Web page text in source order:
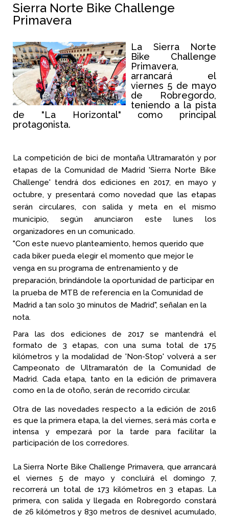
Sierra Norte Bike Challenge
Primavera
La Sierra Norte
Bike Challenge
Primavera,
arrancará el
viernes 5 de mayo
de Robregordo,
teniendo a la pista
de "La Horizontal" como principal
protagonista.
La competición de bici de montaña Ultramaratón y por
etapas de la Comunidad de Madrid 'Sierra Norte Bike
Challenge' tendrá dos ediciones en 2017, en mayo y
octubre, y presentará como novedad que las etapas
serán circulares, con salida y meta en el mismo
municipio, según anunciaron este lunes los
organizadores en un comunicado.
"Con este nuevo planteamiento, hemos querido que
cada biker pueda elegir el momento que mejor le
venga en su programa de entrenamiento y de
preparación, brindándole la oportunidad de participar en
la prueba de MTB de referencia en la Comunidad de
Madrid a tan solo 30 minutos de Madrid", señalan en la
nota.
Para las dos ediciones de 2017 se mantendrá el
formato de 3 etapas, con una suma total de 175
kilómetros y la modalidad de 'Non-Stop' volverá a ser
Campeonato de Ultramaratón de la Comunidad de
Madrid. Cada etapa, tanto en la edición de primavera
como en la de otoño, serán de recorrido circular.
Otra de las novedades respecto a la edición de 2016
es que la primera etapa, la del viernes, será más corta e
intensa y empezará por la tarde para facilitar la
participación de los corredores.
La Sierra Norte Bike Challenge Primavera, que arrancará
el viernes 5 de mayo y concluirá el domingo 7,
recorrerá un total de 173 kilómetros en 3 etapas. La
primera, con salida y llegada en Robregordo constará
de 26 kilómetros y 830 metros de desnivel acumulado,